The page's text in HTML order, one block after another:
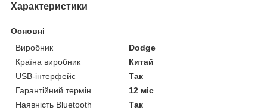
Характеристики
Основні
Виробник
Dodge
Країна виробник
Китай
USB-інтерфейс
Так
Гарантійний термін
12 міс
Наявність Bluetooth
Так